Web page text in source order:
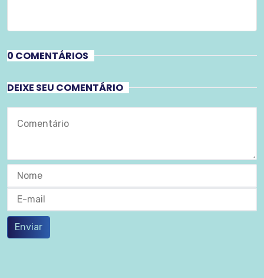
0 COMENTÁRIOS
DEIXE SEU COMENTÁRIO
Enviar